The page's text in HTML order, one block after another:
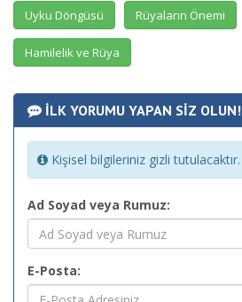
Uyku Döngüsü Rüyaların Önemi
Hamilelik ve Rüya
İLK YORUMU YAPAN SİZ OLUN!
Kişisel bilgileriniz gizli tutulacaktır.
Ad Soyad veya Rumuz:
E-Posta: